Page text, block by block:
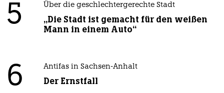
5 Über die geschlechtergerechte Stadt
„Die Stadt ist gemacht für den weißen
Mann in einem Auto“
6 Antifas in Sachsen-Anhalt
Der Ernstfall